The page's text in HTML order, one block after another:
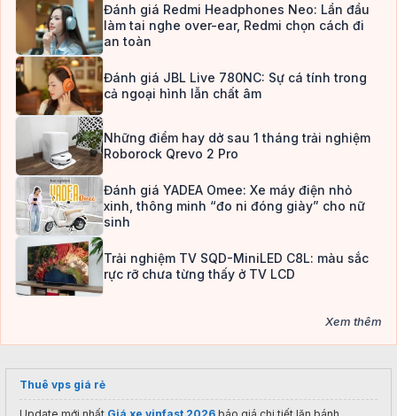
Đánh giá Redmi Headphones Neo: Lần đầu
làm tai nghe over-ear, Redmi chọn cách đi
an toàn
Đánh giá JBL Live 780NC: Sự cá tính trong
cả ngoại hình lẫn chất âm
Những điểm hay dở sau 1 tháng trải nghiệm
Roborock Qrevo 2 Pro
Đánh giá YADEA Omee: Xe máy điện nhỏ
xinh, thông minh “đo ni đóng giày” cho nữ
sinh
Trải nghiệm TV SQD-MiniLED C8L: màu sắc
rực rỡ chưa từng thấy ở TV LCD
Xem thêm
Thuê vps giá rẻ